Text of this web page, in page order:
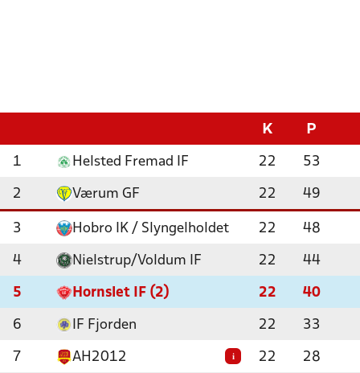
K P
1 Helsted Fremad IF 22 53
2 Værum GF 22 49
3 Hobro IK / Slyngelholdet 22 48
4 Nielstrup/Voldum IF 22 44
5 Hornslet IF (2) 22 40
6 IF Fjorden 22 33
7 AH2012 i 22 28